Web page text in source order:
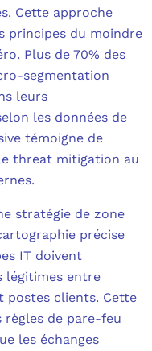
Cette approche
principes du moindre
Plus de 70% des
segmentation
leurs
les données de
témoigne de
threat mitigation au
stratégie de zone
précise
IT doivent
légitimes entre
postes clients. Cette
règles de pare-feu
les échanges